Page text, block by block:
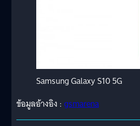
Samsung Galaxy S10 5G
ข้อมูลอ้างอิง : gsmarena